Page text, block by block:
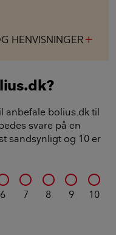
HENVISNINGER
anbefale bolius.dk til
svare på en
sandsynligt og 10 er
6 7 8 9 10